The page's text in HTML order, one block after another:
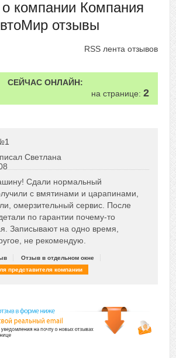
компании Компания
отзывы
RSS лента отзывов
СЕЙЧАС ОНЛАЙН:
на странице: 2
1
Светлана
Сказать друзьям об отзыве
Сдали нормальный
с вмятинами и царапинами,
омерзительный сервис. После
по гарантии почему-то
Записывают на одно время,
не рекомендую.
Отзыв в отдельном окне
представителя компании